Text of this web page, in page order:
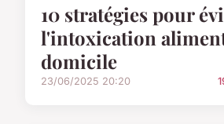
10 stratégies pour
l'intoxication
domicile
23/06/2025 20:20